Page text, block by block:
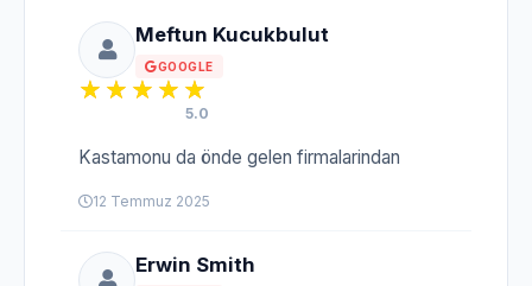
Meftun Kucukbulut
GOOGLE
5.0
Kastamonu da önde gelen firmalarindan
12 Temmuz 2025
Erwin Smith